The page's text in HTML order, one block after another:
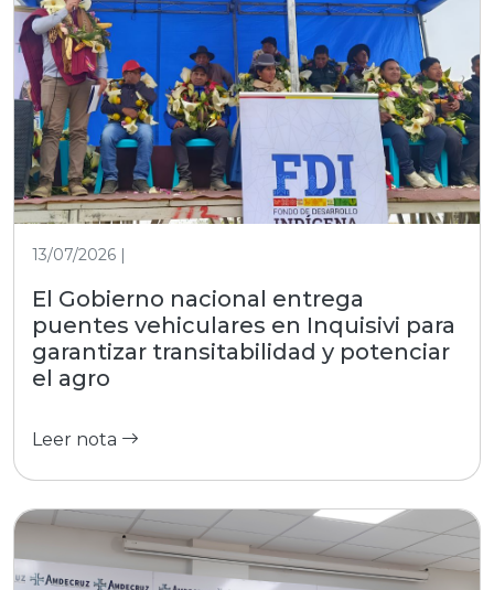
13/07/2026 |
El Gobierno nacional entrega
puentes vehiculares en Inquisivi para
garantizar transitabilidad y potenciar
el agro
Leer nota